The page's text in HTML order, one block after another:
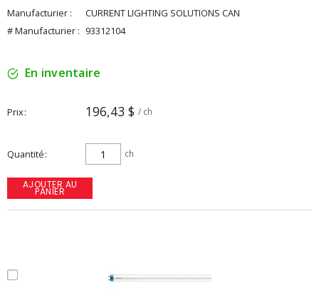
Manufacturier :
CURRENT LIGHTING SOLUTIONS CAN
# Manufacturier : 93312104
En inventaire
Prix 196,43 $ / ch
Quantité ch
AJOUTER AU
PANIER